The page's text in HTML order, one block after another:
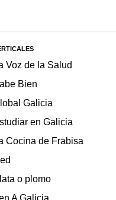
Voz de la Salud
Bien
Galicia
en Galicia
Cocina de Frabisa
o plomo
A Galicia